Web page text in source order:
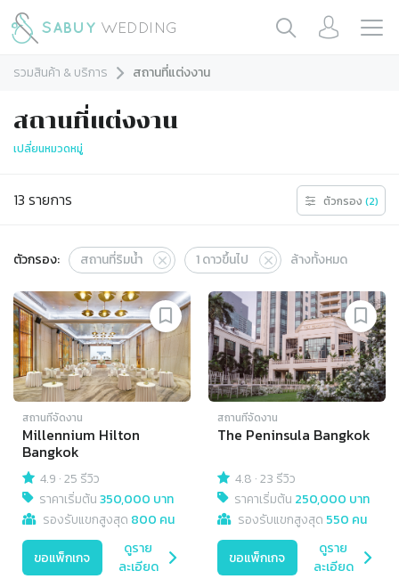
รวมสินค้า & บริการ สถานที่แต่งงาน
สถานที่แต่งงาน
เปลี่ยนหมวดหมู่
13 รายการ ตัวกรอง (2)
ตัวกรอง: สถานที่ริมน้ำ 1ดาวขึ้นไป ล้างทั้งหมด
สถานที่จัดงาน
Millennium Hilton
Bangkok
4.9 ·25 รีวิว
ราคาเริ่มต้น350,000 บาท
รองรับแขกสูงสุด 800 คน
ขอแพ็กเกจ
ดูราย
ละเอียด
สถานที่จัดงาน
The Peninsula Bangkok
4.8 ·23 รีวิว
ราคาเริ่มต้น 250,000 บาท
รองรับแขกสูงสุด 550 คน
ขอแพ็กเกจ
ดูราย
ละเอียด